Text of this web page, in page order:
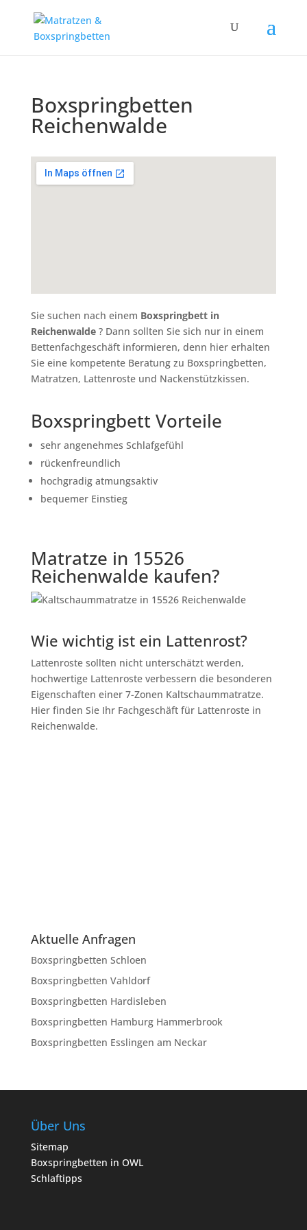
Boxspringbetten
Reichenwalde
Sie suchen nach einem Boxspringbett in
Reichenwalde? Dann sollten Sie sich nur in einem
Bettenfachgeschäft informieren, denn hier erhalten
Sie eine kompetente Beratung zu Boxspringbetten,
Matratzen, Lattenroste und Nackenstützkissen.
Boxspringbett Vorteile
sehr angenehmes Schlafgefühl
rückenfreundlich
hochgradig atmungsaktiv
bequemer Einstieg
Matratze in 15526
Reichenwalde kaufen?
Wie wichtig ist ein Lattenrost?
Lattenroste sollten nicht unterschätzt werden,
hochwertige Lattenroste verbessern die besonderen
Eigenschaften einer 7-Zonen Kaltschaummatratze.
Hier finden Sie Ihr Fachgeschäft für Lattenroste in
Reichenwalde.
Aktuelle Anfragen
Boxspringbetten Schloen
Boxspringbetten Vahldorf
Boxspringbetten Hardisleben
Boxspringbetten Hamburg Hammerbrook
Boxspringbetten Esslingen am Neckar
Über Uns
Sitemap
Boxspringbetten in OWL
Schlaftipps